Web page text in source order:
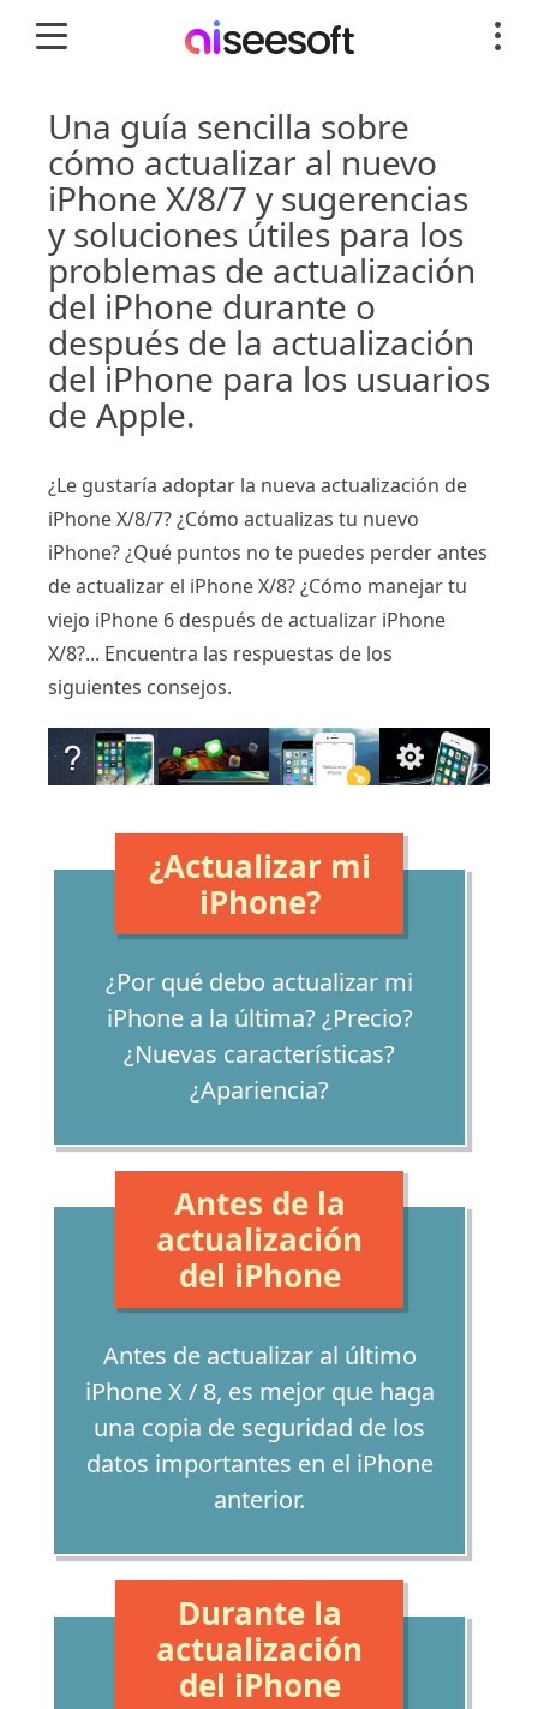
Una guía sencilla sobre
cómo actualizar al nuevo
iPhone X/8/7 y sugerencias
y soluciones útiles para los
problemas de actualización
del iPhone durante o
después de la actualización
del iPhone para los usuarios
de Apple.
¿Le gustaría adoptar la nueva actualización de
iPhone X/8/7? ¿Cómo actualizas tu nuevo
iPhone? ¿Qué puntos no te puedes perder antes
de actualizar el iPhone X/8? ¿Cómo manejar tu
viejo iPhone 6 después de actualizar iPhone
X/8?... Encuentra las respuestas de los
siguientes consejos.
¿Actualizar mi
iPhone?
¿Por qué debo actualizar mi
iPhone a la última? ¿Precio?
¿Nuevas características?
¿Apariencia?
Antes de la
actualización
del iPhone
Antes de actualizar al último
iPhone X / 8, es mejor que haga
una copia de seguridad de los
datos importantes en el iPhone
anterior.
Durante la
actualización
del iPhone